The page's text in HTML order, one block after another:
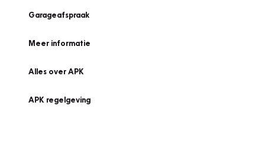
Garageafspraak
Meer informatie
Alles over APK
APK regelgeving